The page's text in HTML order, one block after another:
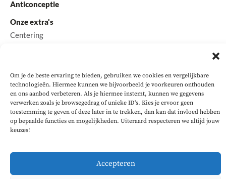
Om je de beste ervaring te bieden, gebruiken we cookies en vergelijkbare
technologieën. Hiermee kunnen we bijvoorbeeld je voorkeuren onthouden
en ons aanbod verbeteren. Als je hiermee instemt, kunnen we gegevens
verwerken zoals je browsegedrag of unieke ID's. Kies je ervoor geen
toestemming te geven of deze later in te trekken, dan kan dat invloed hebben
op bepaalde functies en mogelijkheden. Uiteraard respecteren we altijd jouw
keuzes!
Accepteren
Anticonceptie
Onze extra's
Centering
Contact